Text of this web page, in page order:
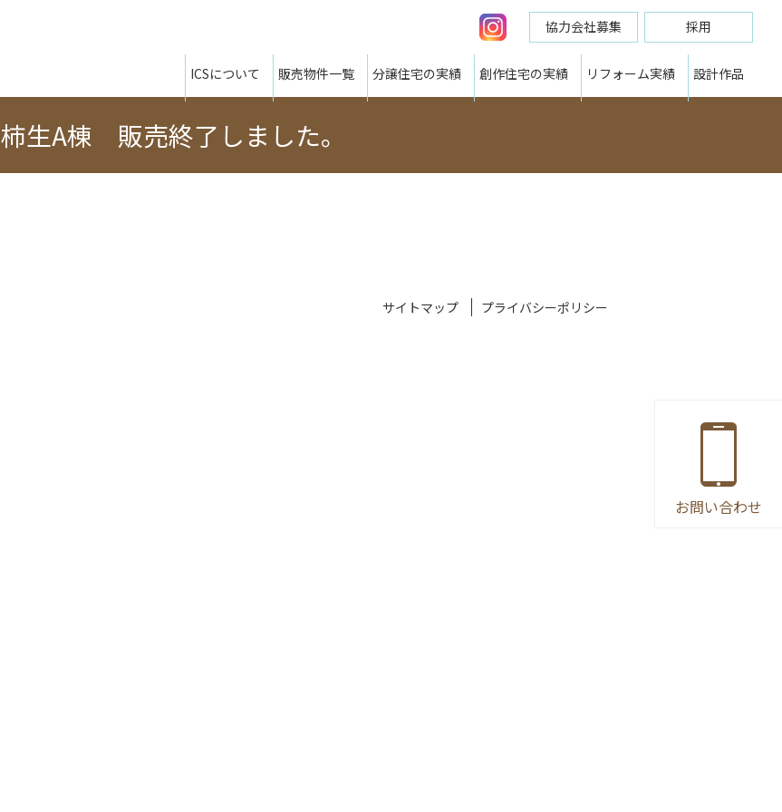
協力会社募集 採用
ICSについて 販売物件一覧 分譲住宅の実績 創作住宅の実績 リフォーム実績 設計作品
お問い合わせ
柿生A棟 販売終了しました。
サイトマップ プライバシーポリシー